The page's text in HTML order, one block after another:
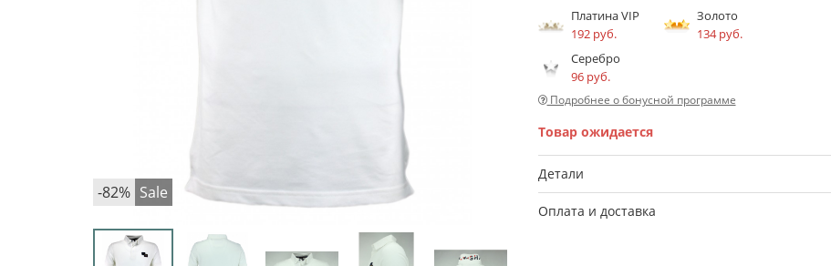
-82% Sale
Платина VIP
192 руб.
Золото
134 руб.
Серебро
96 руб.
Подробнее о бонусной программе
Товар ожидается
Детали
Оплата и доставка